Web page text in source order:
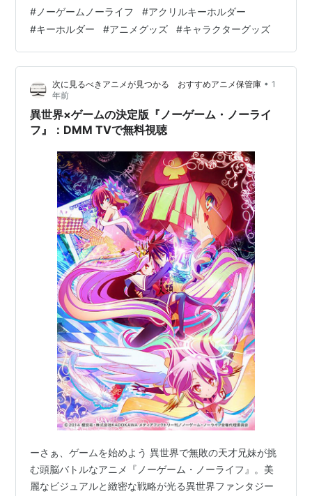
ク、チェスの駒、チェス盤をイメージしたブロックチェ
ック模様を合わせてレイアウトしたデザイン。
※「NordiQ（ノルディッキュ）シリーズ」は、シンプ
ル・ナチュラル・調和を活かした北欧風テイストをデザ
インに取り入れ、キャラクターをもっと生活の身近に感
じられるAMNIBUSのオリジナ…
# ノーゲームノーライフ #アクリルキーホルダー
#キーホルダー #アニメグッズ #キャラクターグッズ
次に見るべきアニメが見つかる おすすめアニメ保管庫 • 1
年前
異世界×ゲームの決定版『ノーゲーム・ノーライ
フ』：DMM TVで無料視聴
ーさぁ、ゲームを始めよう 異世界で無敗の天才兄妹が挑
む頭脳バトルなアニメ『ノーゲーム・ノーライフ』。美
麗なビジュアルと緻密な戦略が光る異世界ファンタジー